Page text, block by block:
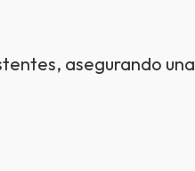
asegurando una